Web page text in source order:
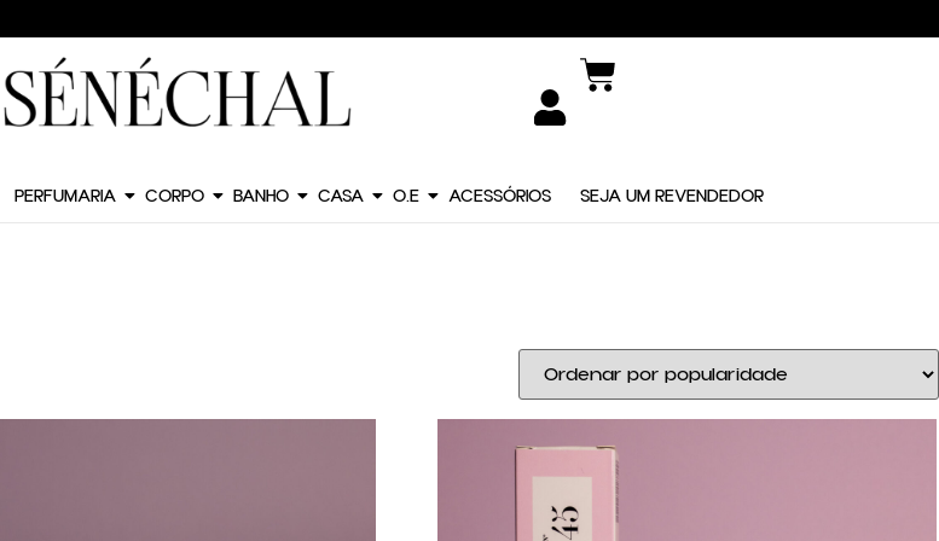
PERFUMARIA CORPO BANHO CASA O.E ACESSÓRIOS SEJA UM REVENDEDOR